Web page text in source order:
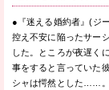
●『迷える婚約者』(ジ
控え不安に陥ったサー
した。ところが夜遅く
事をすると言っていた
シャは愕然とした……。